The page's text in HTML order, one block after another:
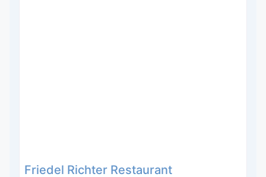
Friedel Richter Restaurant